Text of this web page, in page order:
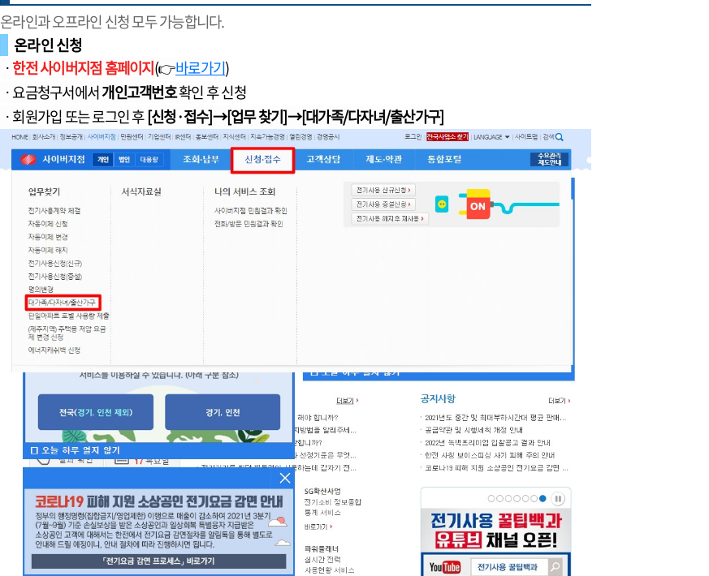
온라인과 오프라인 신청 모두 가능합니다.
온라인 신청
ㆍ한전 사이버지점 홈페이지(👉바로가기)
ㆍ요금청구서에서개인고객번호확인 후 신청
ㆍ회원가입 또는 로그인 후[신청·접수]→[업무 찾기]→[대가족/다자녀/출산가구]